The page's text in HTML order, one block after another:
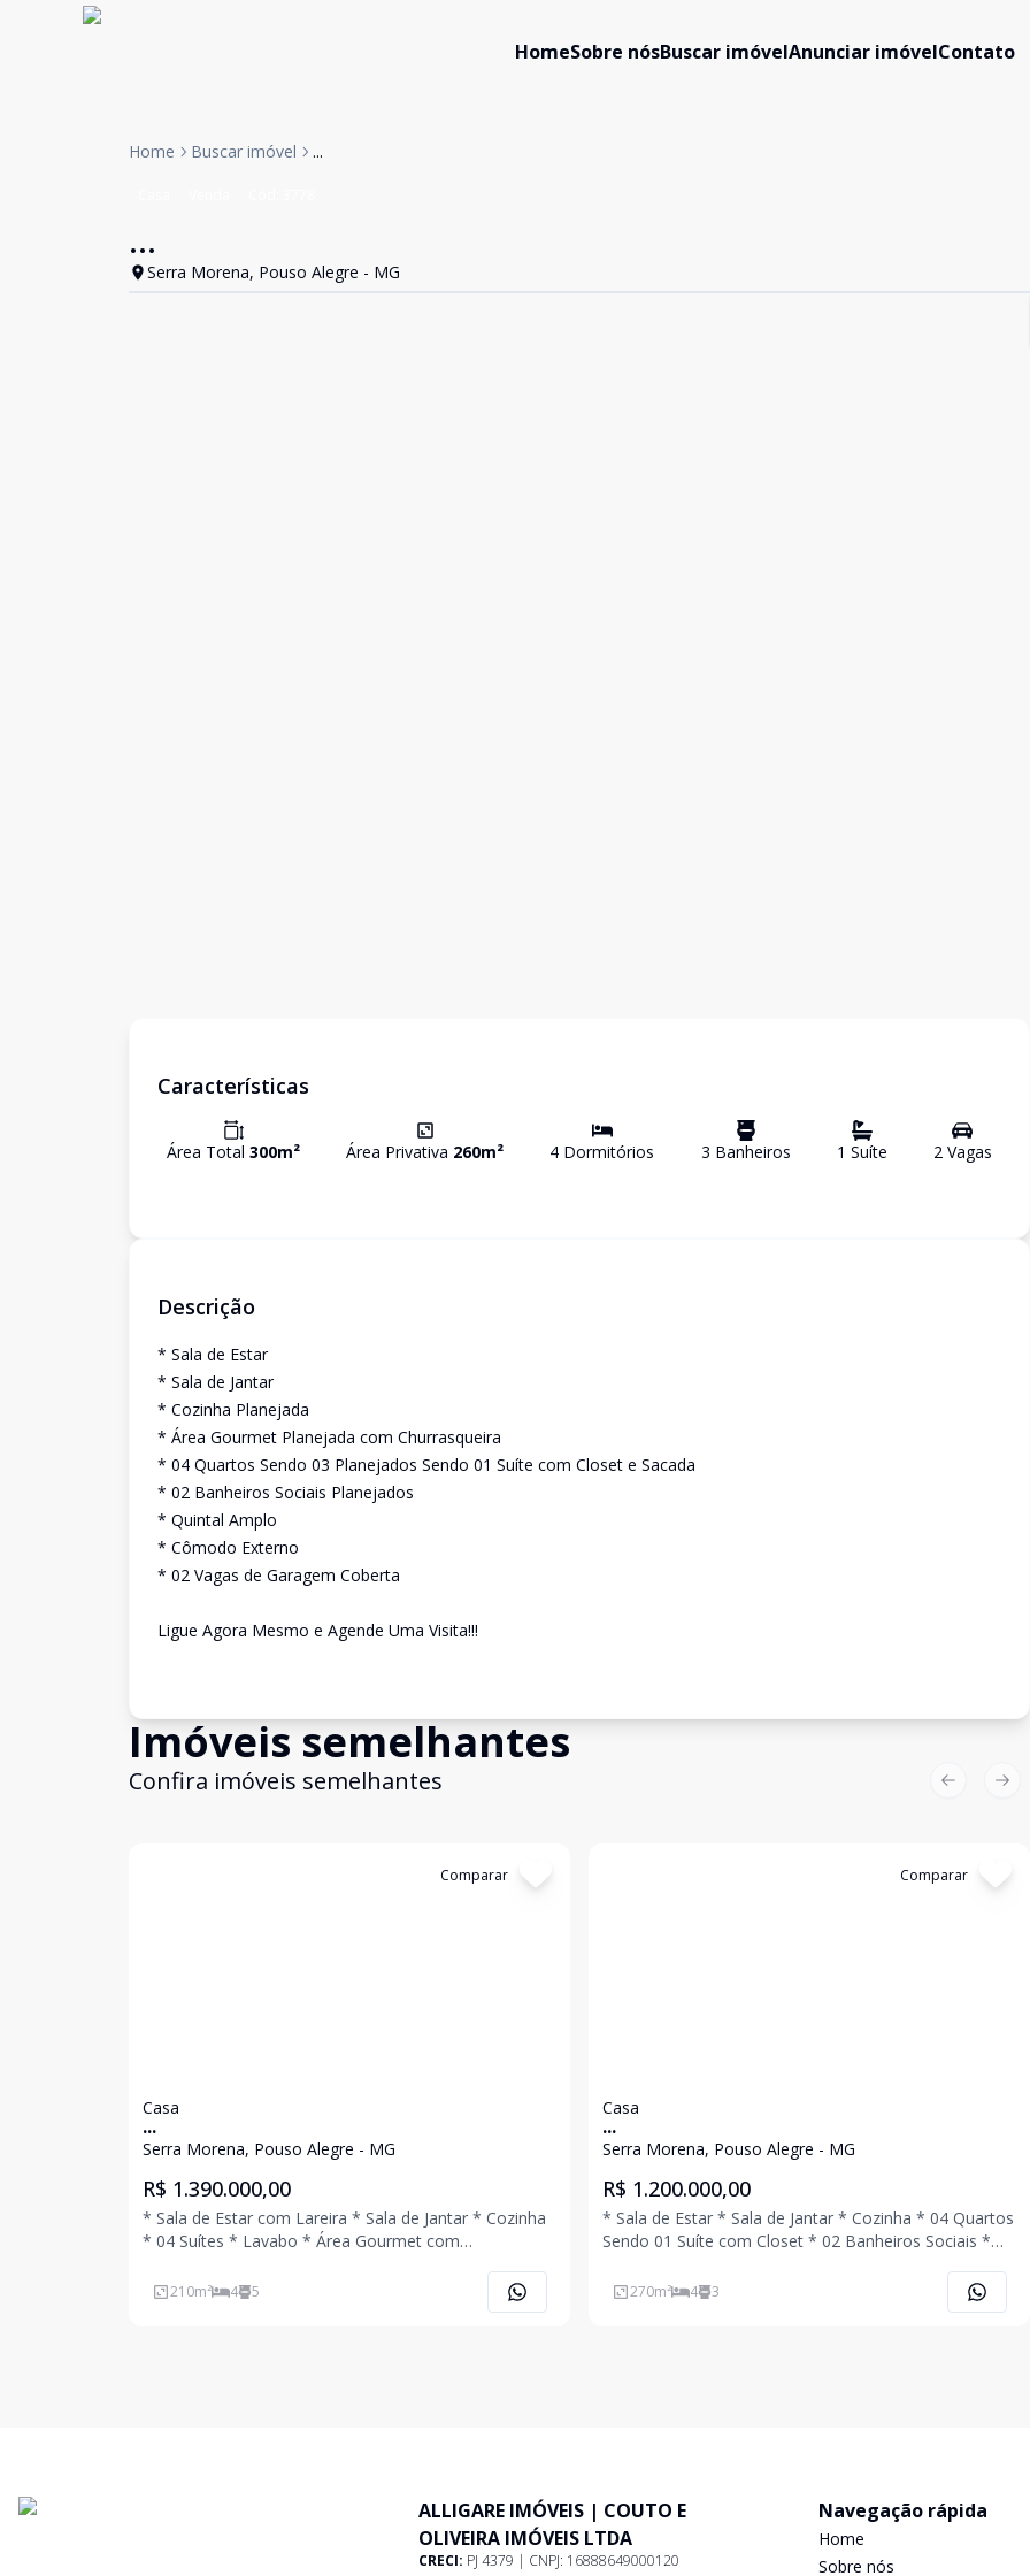
HomeSobre nósBuscar imóvelAnunciar imóvelContato
Home Buscar imóvel ...
...
Serra Morena, Pouso Alegre - MG
Características
Área Total 300m² Área Privativa 260m² 4 Dormitórios 3 Banheiros 1 Suíte 2Vagas
Descrição
* Sala de Estar
* Sala de Jantar
* Cozinha Planejada
* Área Gourmet Planejada com Churrasqueira
* 04 Quartos Sendo 03 Planejados Sendo 01 Suíte com Closet e Sacada
* 02 Banheiros Sociais Planejados
* Quintal Amplo
* Cômodo Externo
* 02 Vagas de Garagem Coberta
Ligue Agora Mesmo e Agende Uma Visita!!!
Imóveis semelhantes
Confira imóveis semelhantes
Comparar
Casa
...
Serra Morena, Pouso Alegre - MG
R$ 1.390.000,00
* Sala de Estar com Lareira * Sala de Jantar * Cozinha
* 04 Suítes * Lavabo * Área Gourmet com
* Área de Serviço * 03 Vagas de Garagem Ligue Agora
210m² 4 5
Comparar
Casa
...
Serra Morena, Pouso Alegre - MG
R$ 1.200.000,00
* Sala de Estar * Sala de Jantar * Cozinha * 04 Quartos
Sendo 01 Suíte com Closet * 02 Banheiros Sociais *
Garagem Coberta Ligue Agora Mesmo e Agende Uma
270m² 4 3
Previous
ALLIGARE IMÓVEIS | COUTO E
OLIVEIRA IMÓVEIS LTDA
CRECI: PJ 4379 | CNPJ: 16888649000120
Navegação rápida
Home
Sobre nós